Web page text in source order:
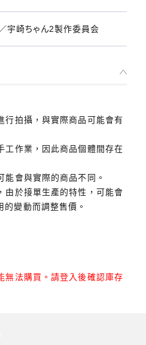
崎ちゃん2製作委員会
行拍攝，與實際商品可能會有
工作業，因此商品個體間存在
能會與實際的商品不同。
由於接單生產的特性，可能會
變動而調整售價。
無法購買。請登入後確認庫存